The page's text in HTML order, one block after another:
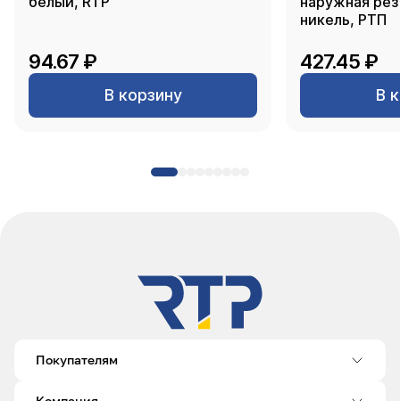
94.67 ₽
В корзину
никель, РТП
427.45 ₽
В
Покупателям